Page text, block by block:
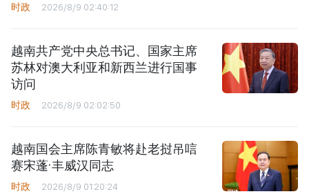
时政 2026/8/9 02:40:12
越南共产党中央总书记、国家主席
苏林对澳大利亚和新西兰进行国事
访问
时政 2026/8/9 02:02:50
越南国会主席陈青敏将赴老挝吊唁
赛宋蓬·丰威汉同志
时政 2026/8/9 01:20:24